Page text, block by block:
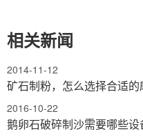
相关新闻
2014-11-12
矿石制粉，怎么选择合适的
2016-10-22
鹅卵石破碎制沙需要哪些设